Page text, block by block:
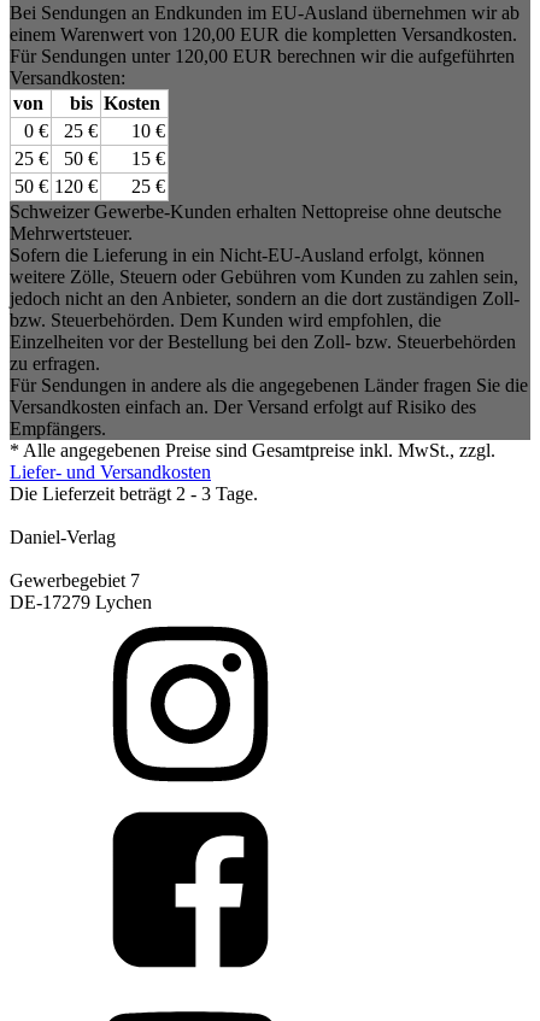
Bei Sendungen an Endkunden im EU-Ausland übernehmen wir ab
einem Warenwert von 120,00 EUR die kompletten Versandkosten.
Für Sendungen unter 120,00 EUR berechnen wir die aufgeführten
Versandkosten:
von
bis Kosten
0 €
25 €
10 €
25 €
50 €
15 €
50 € 120 €
25 €
Schweizer Gewerbe-Kunden erhalten Nettopreise ohne deutsche
Mehrwertsteuer.
Sofern die Lieferung in ein Nicht-EU-Ausland erfolgt, können
weitere Zölle, Steuern oder Gebühren vom Kunden zu zahlen sein,
jedoch nicht an den Anbieter, sondern an die dort zuständigen Zoll-
bzw. Steuerbehörden. Dem Kunden wird empfohlen, die
Einzelheiten vor der Bestellung bei den Zoll- bzw. Steuerbehörden
zu erfragen.
Für Sendungen in andere als die angegebenen Länder fragen Sie die
Versandkosten einfach an. Der Versand erfolgt auf Risiko des
Empfängers.
* Alle angegebenen Preise sind Gesamtpreise inkl. MwSt., zzgl.
Liefer- und Versandkosten
Die Lieferzeit beträgt 2 - 3 Tage.
Daniel-Verlag
Gewerbegebiet 7
DE-17279 Lychen